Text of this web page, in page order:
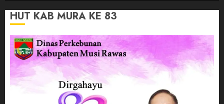
HUT KAB MURA KE 83